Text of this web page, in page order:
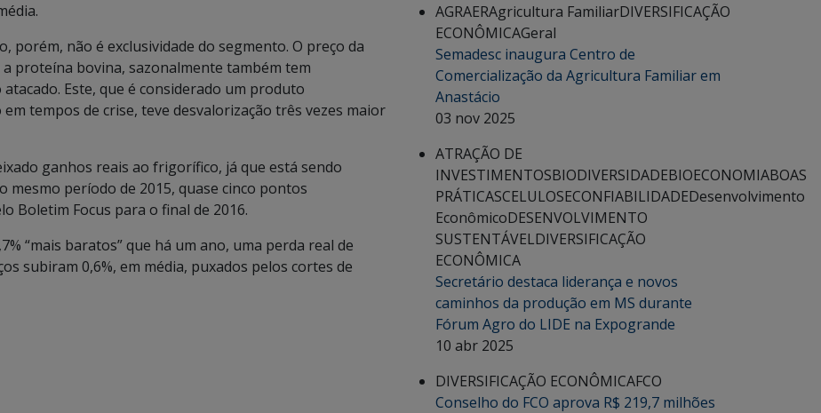
porém, não é exclusividade do segmento. O preço da
proteína bovina, sazonalmente também tem
Este, que é considerado um produto
tempos de crise, teve desvalorização três vezes maior
ganhos reais ao frigorífico, já que está sendo
período de 2015, quase cinco pontos
Boletim Focus para o final de 2016.
“mais baratos” que há um ano, uma perda real de
subiram 0,6%, em média, puxados pelos cortes de
AGRAERAgricultura FamiliarDIVERSIFICAÇÃO
ECONÔMICAGeral
Semadesc inaugura Centro de
Comercialização da Agricultura Familiar em
Anastácio
03 nov 2025
ATRAÇÃO DE
INVESTIMENTOSBIODIVERSIDADEBIOECONOMIABOAS
PRÁTICASCELULOSECONFIABILIDADEDesenvolvimento
EconômicoDESENVOLVIMENTO
SUSTENTÁVELDIVERSIFICAÇÃO
ECONÔMICA
Secretário destaca liderança e novos
caminhos da produção em MS durante
Fórum Agro do LIDE na Expogrande
10 abr 2025
DIVERSIFICAÇÃO ECONÔMICAFCO
Conselho do FCO aprova R$ 219,7 milhões